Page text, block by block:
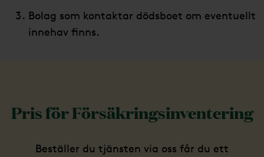
Bolag som kontaktar dödsboet om eventuellt
innehav finns.
Pris för Försäkringsinventering
Beställer du tjänsten via oss får du ett